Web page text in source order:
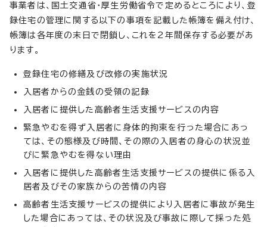
事業者は、国土交通省・厚生労働省令で定めるところにより、登
録住宅の管理に関する以下の事項を記載した帳簿を備え付け、
帳簿は各年度の末日で閉鎖し、これを2年間保存する必要があ
ります。
登録住宅の修繕及び改修の実施状況
入居者からの金銭の受領の記録
入居者に提供した高齢者生活支援サービスの内容
緊急やむを得ず入居者に身体的拘束を行った場合にあっ
ては、その態様及び時間、その際の入居者の身心の状況並
びに緊急やむを得ない理由
入居者に提供した高齢者生活支援サービスの提供に係る入
居者及びその家族からの苦情の内容
高齢者生活支援サービスの提供により入居者に事故が発生
した場合にあっては、その状況及び事故に際して採った処